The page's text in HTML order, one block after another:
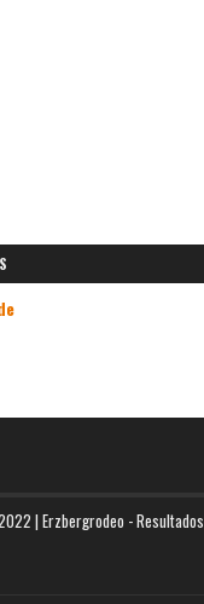
| Erzbergrodeo - Resultados